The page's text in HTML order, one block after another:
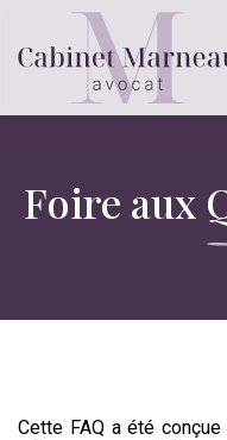
Foire aux
Cette FAQ a été